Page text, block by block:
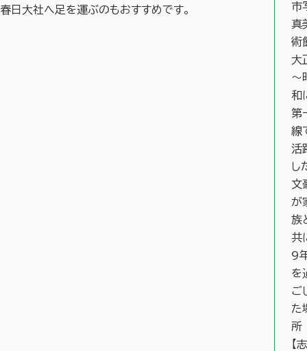
春日大社へ足を運ぶのもおすすめです。
市
真
術
大
～
和
第
線
活
し
文
が
族
共
9
を
ご
た
所
【